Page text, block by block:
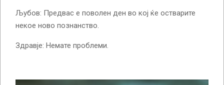
Љубов: Предвас е поволен ден во кој ќе остварите
некое ново познанство.
Здравје: Немате проблеми.